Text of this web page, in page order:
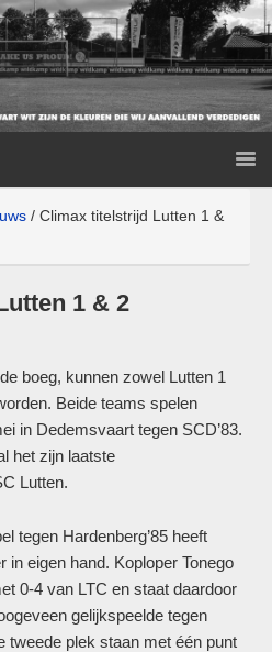
/ Climax titelstrijd Lutten 1 &
1 & 2
boeg, kunnen zowel Lutten 1
Beide teams spelen
in Dedemsvaart tegen SCD’83.
het zijn laatste
Lutten.
tegen Hardenberg’85 heeft
in eigen hand. Koploper Tonego
0-4 van LTC en staat daardoor
gelijkspeelde tegen
tweede plek staan met één punt